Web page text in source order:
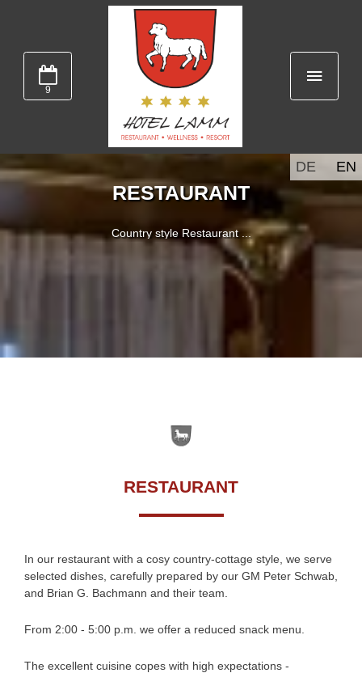
9
DE EN
RESTAURANT
Country style Restaurant ...
RESTAURANT
In our restaurant with a cosy country-cottage style, we serve
selected dishes, carefully prepared by our GM Peter Schwab,
and Brian G. Bachmann and their team.
From 2:00 - 5:00 p.m. we offer a reduced snack menu.
The excellent cuisine copes with high expectations -